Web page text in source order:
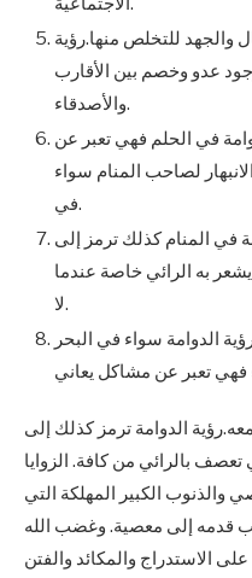
والجهد للتخلص منها.رؤية
عدو وخصم بين الأقارب
والأصدقاء.
في الحلم فهي تعبر عن
لصاحب المنام سواء
في.
في المنام كذلك ترمز إلى
به الرائي خاصة عندما
لا.
الدوامة سواء في البحر
الدوامة ترمز كذلك إلى
تعصف بالرائي من كافة. الزوايا
والذنوب الكبير المهلكة التي
قدمه إلى معصية. وغضب الله
الاستدراج والمكائد والفتن